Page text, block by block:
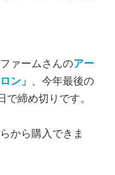
ァームさんのアー
ン」 、今年最後の
締め切りです。
から購入できま